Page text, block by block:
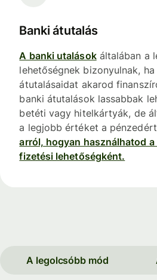
Banki átutalás
A banki utalásokáltalában a
lehetőségnek bizonyulnak,
átutalásaidat akarod
banki átutalások lassabbak
betéti vagy hitelkártyák, de
a legjobb értéket a
arról, hogyan használhatod
fizetési lehetőségként.
A legolcsóbb mód